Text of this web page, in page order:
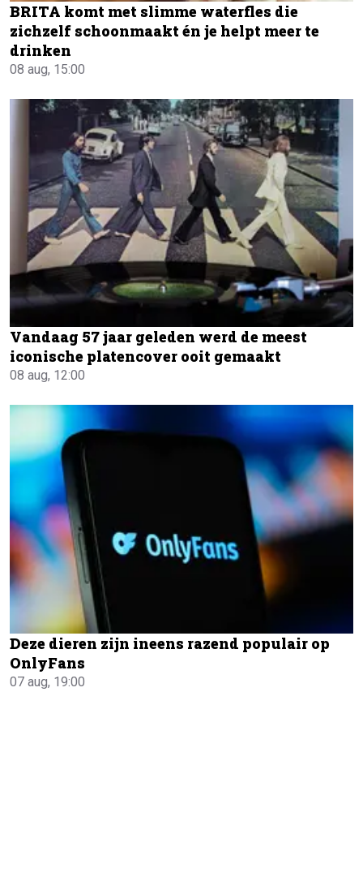
BRITA komt met slimme waterfles die
zichzelf schoonmaakt én je helpt meer te
drinken
08 aug, 15:00
Vandaag 57 jaar geleden werd de meest
iconische platencover ooit gemaakt
08 aug, 12:00
Deze dieren zijn ineens razend populair op
OnlyFans
07 aug, 19:00